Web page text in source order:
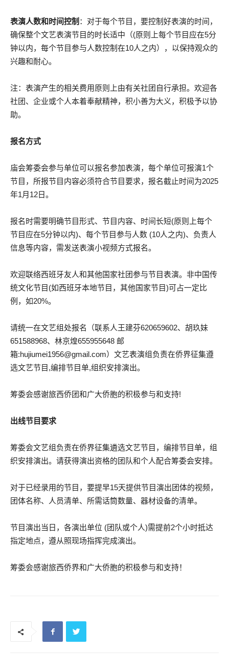
表演人数和时间控制 ：对于每个节目，要控制好表演的时间，
确保整个文艺表演节目的时长适中（(原则上每个节目应在5分
钟以内，每个节目参与人数控制在10人之内），以保持观众的
兴趣和耐心。
注：表演产生的相关费用原则上由有关社团自行承担。欢迎各
社团、企业或个人本着奉献精神，积小善为大义，积极予以协
助。
报名方式
庙会筹委会参与单位可以报名参加表演，每个单位可报演1个
节目，所报节目内容必须符合节目要求，报名截止时间为2025
年1月12日。
报名时需要明确节目形式、节目内容、时间长短(原则上每个
节目应在5分钟以内)、每个节目参与人数 (10人之内)、负责人
信息等内容，需发送表演小视频方式报名。
欢迎联络西班牙友人和其他国家社团参与节目表演。非中国传
统文化节目(如西班牙本地节目，其他国家节目)可占一定比
例，如20%。
请统一在文艺组处报名（联系人王建芬620659602、胡玖妹
651588968、林京煌655955648 邮
箱:hujiumei1956@gmail.com）文艺表演组负责在侨界征集遵
选文艺节目,编排节目单,组织安排演出。
筹委会感谢旅西侨团和广大侨胞的积极参与和支持!
出线节目要求
筹委会文艺组负责在侨界征集遴选文艺节目，编排节目单，组
织安排演出。请获得演出资格的团队和个人配合筹委会安排。
对于已经录用的节目，要提早15天提供节目演出团体的视频，
团体名称、人员清单、所需话筒数量、器材设备的清单。
节目演出当日，各演出单位 (团队或个人)需提前2个小时抵达
指定地点，遵从照现场指挥完成演出。
筹委会感谢旅西侨界和广大侨胞的积极参与和支持！